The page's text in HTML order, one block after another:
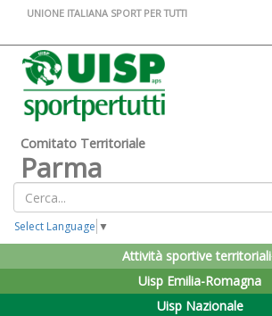
UNIONE ITALIANA SPORT PER TUTTI
Comitato Territoriale
Parma
Select Language ▼
Attività sportive territoriali
Uisp Emilia-Romagna
Uisp Nazionale